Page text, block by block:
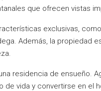
que ofrecen vistas
exclusivas,
Además, la propiedad
residencia de ensueño.
vida y convertirse en el